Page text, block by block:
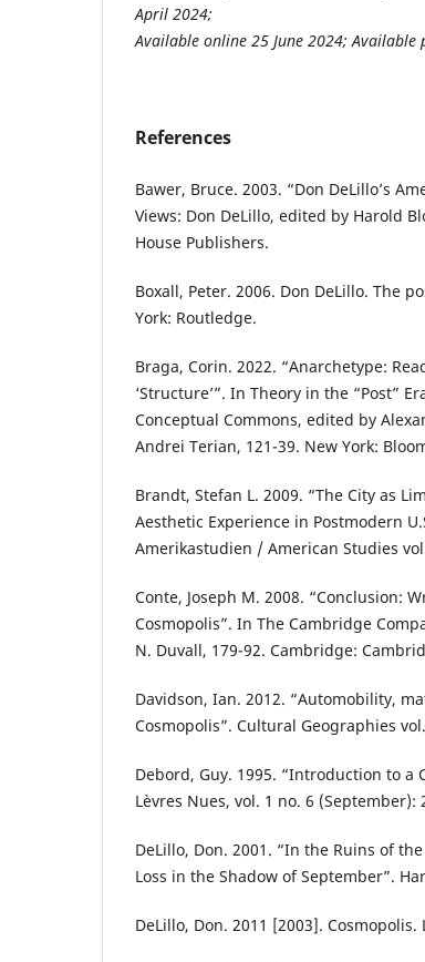
April 2024;
Available online 25 June 2024; Available
References
Bawer, Bruce. 2003. “Don DeLillo’s
Views: Don DeLillo, edited by Harold
House Publishers.
Boxall, Peter. 2006. Don DeLillo. The
York: Routledge.
Braga, Corin. 2022. “Anarchetype:
‘Structure’”. In Theory in the “Post”
Conceptual Commons, edited by
Andrei Terian, 121-39. New York:
Brandt, Stefan L. 2009. “The City as
Aesthetic Experience in Postmodern
Amerikastudien / American Studies
Conte, Joseph M. 2008. “Conclusion:
Cosmopolis”. In The Cambridge
N. Duvall, 179-92. Cambridge:
Davidson, Ian. 2012. “Automobility,
Cosmopolis”. Cultural Geographies
Debord, Guy. 1995. “Introduction to a
Lèvres Nues, vol. 1 no. 6 (September):
DeLillo, Don. 2001. “In the Ruins of
Loss in the Shadow of September”.
DeLillo, Don. 2011 [2003]. Cosmopolis.